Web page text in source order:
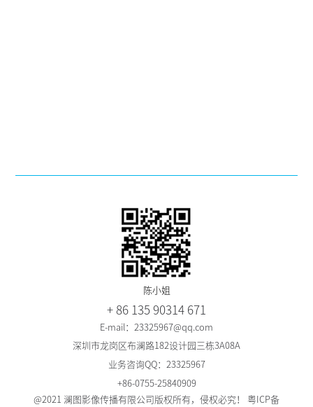
陈小姐
+ 86 135 90314 671
E-mail：23325967@qq.com
深圳市龙岗区布澜路182设计园三栋3A08A
业务咨询QQ：23325967
+86-0755-25840909
@2021 澜图影像传播有限公司版权所有，侵权必究！ 粤ICP备